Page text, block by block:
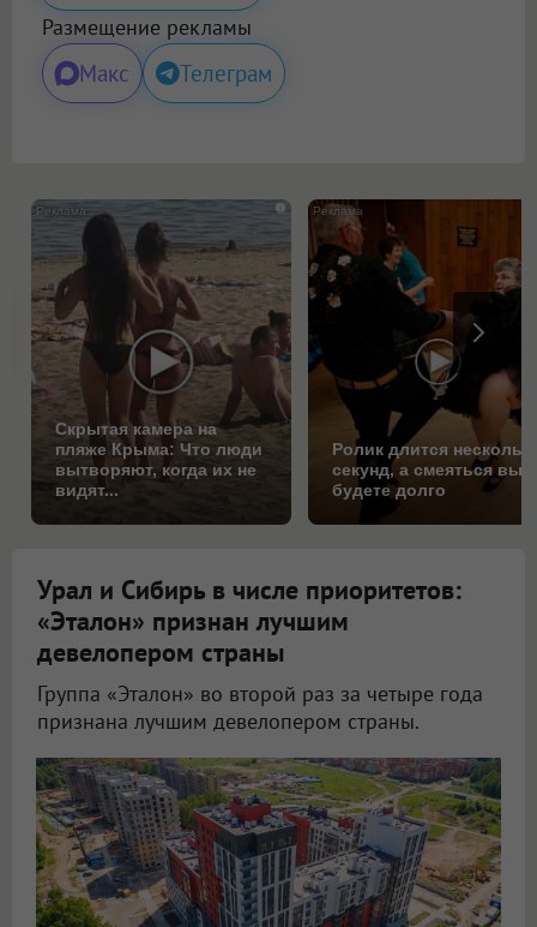
Размещение рекламы
Макс Телеграм
i
Скрытая камера на
пляже Крыма: Что люди
вытворяют, когда их не
видят...
Ролик длится
секунд, а смеяться вы
будете долго
Урал и Сибирь в числе приоритетов:
«Эталон» признан лучшим
девелопером страны
Группа «Эталон» во второй раз за четыре года
признана лучшим девелопером страны.